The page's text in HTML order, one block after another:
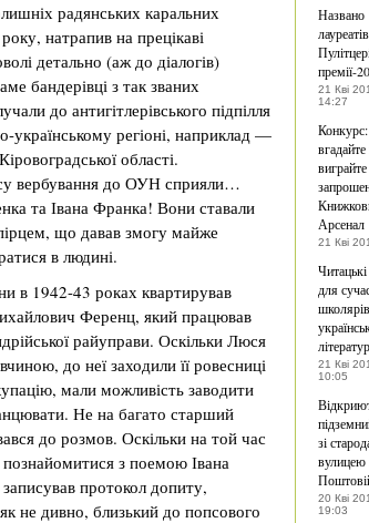
радянських каральних
натрапив на прецікаві
детально (аж до діалогів)
бандерівці з так званих
до антигітлерівського підпілля
українському регіоні, наприклад —
області.
вербування до ОУН сприяли…
та Івана Франка! Вони ставали
що давав змогу майже
в людині.
1942-43 роках квартирував
Ференц, який працював
райуправи. Оскільки Люся
до неї заходили її ровесниці
мали можливість заводити
Не на багато старший
до розмов. Оскільки на той час
з поемою Івана
протокол допиту,
не дивно, близький до попсового
Названо
лауреатів
премії-
21 Кві
14:27
Конкурс:
виграйте
Арсенал
21 Кві
для
21 Кві
10:05
зі
вулицею
20 Кві
19:03